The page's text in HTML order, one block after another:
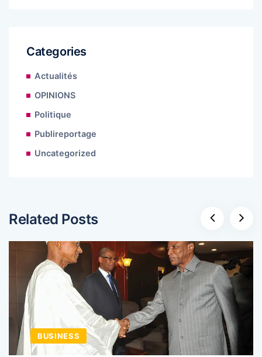
Categories
Actualités
OPINIONS
Politique
Publireportage
Uncategorized
Related Posts
BUSINESS